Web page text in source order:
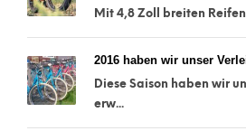
Mit 4,8 Zoll breiten
2016 haben wir unser
Diese Saison haben wir
erw...